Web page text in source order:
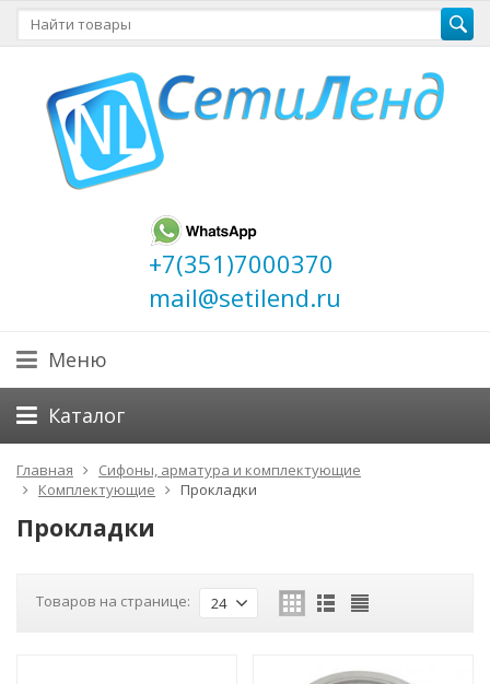
+7(351)7000370
mail@setilend.ru
Меню
Каталог
Главная
Сифоны, арматура и комплектующие
Комплектующие
Прокладки
Прокладки
Товаров на странице: 24